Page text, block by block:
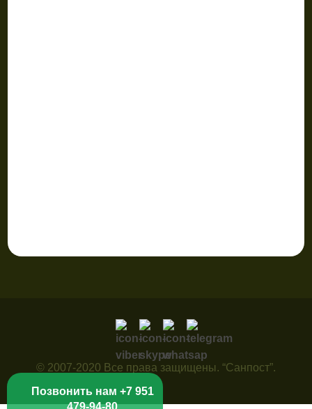
Позвонить нам +7 951
479-94-80
© 2007-2020 Все права защищены. “Санпост”.